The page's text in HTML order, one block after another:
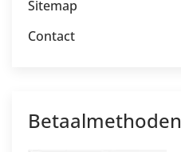
Sitemap
Contact
Betaalmethoden